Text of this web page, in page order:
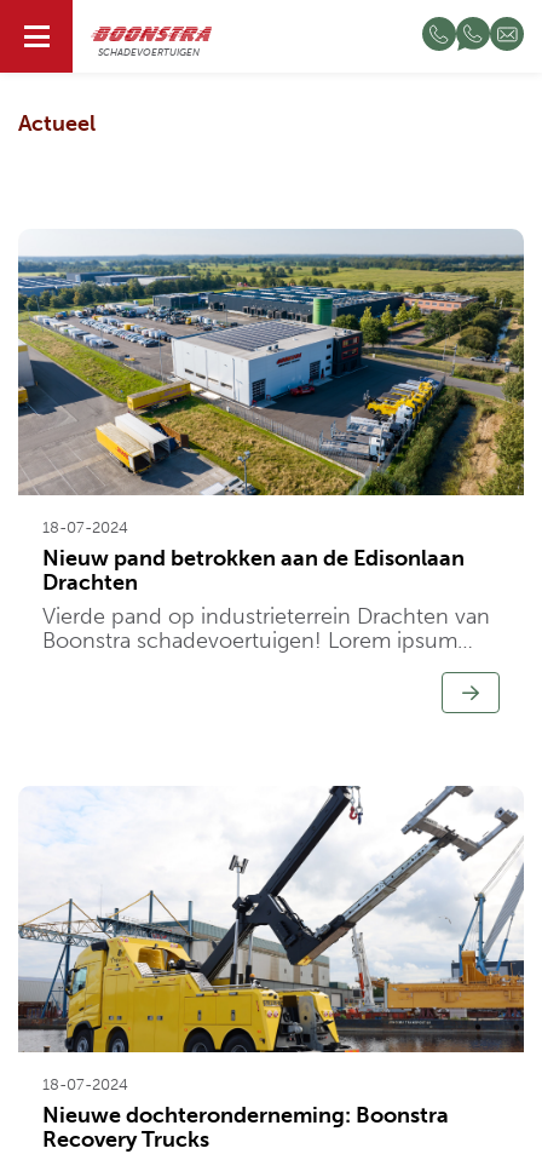
SCHADEVOERTUIGEN
NL
Actueel
18-07-2024
Nieuw pand betrokken aan de Edisonlaan
Drachten
Vierde pand op industrieterrein Drachten van
Boonstra schadevoertuigen! Lorem ipsum
do eiusmod tempor incididunt ut labore et
18-07-2024
Nieuwe dochteronderneming: Boonstra
Recovery Trucks